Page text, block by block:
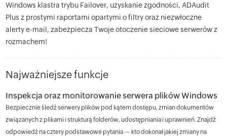
Windows klastra trybu Failover, uzyskanie zgodności, ADAudit
Plus z prostymi raportami opartymi o filtry oraz niezwłoczne
alerty e-mail, zabezpiecza Twoje otoczenie sieciowe serwerów z
rozmachem!
Najważniejsze funkcje
Inspekcja oraz monitorowanie serwera plików Windows
Bezpiecznie śledź serwery plików pod kątem dostępu, zmian dokumentów
związanych z plikami i strukturą folderów, udostępniania i uprawnień. Znajdź
odpowiedź na cztery podstawowe pytania — kto dokonał jakiej zmiany na